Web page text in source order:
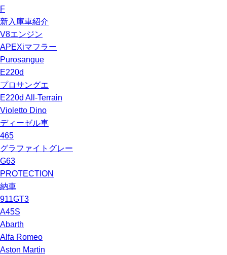
F
新入庫車紹介
V8エンジン
APEXiマフラー
Purosangue
E220d
プロサングエ
E220d All-Terrain
Violetto Dino
ディーゼル車
465
グラファイトグレー
G63
PROTECTION
納車
911GT3
A45S
Abarth
Alfa Romeo
Aston Martin